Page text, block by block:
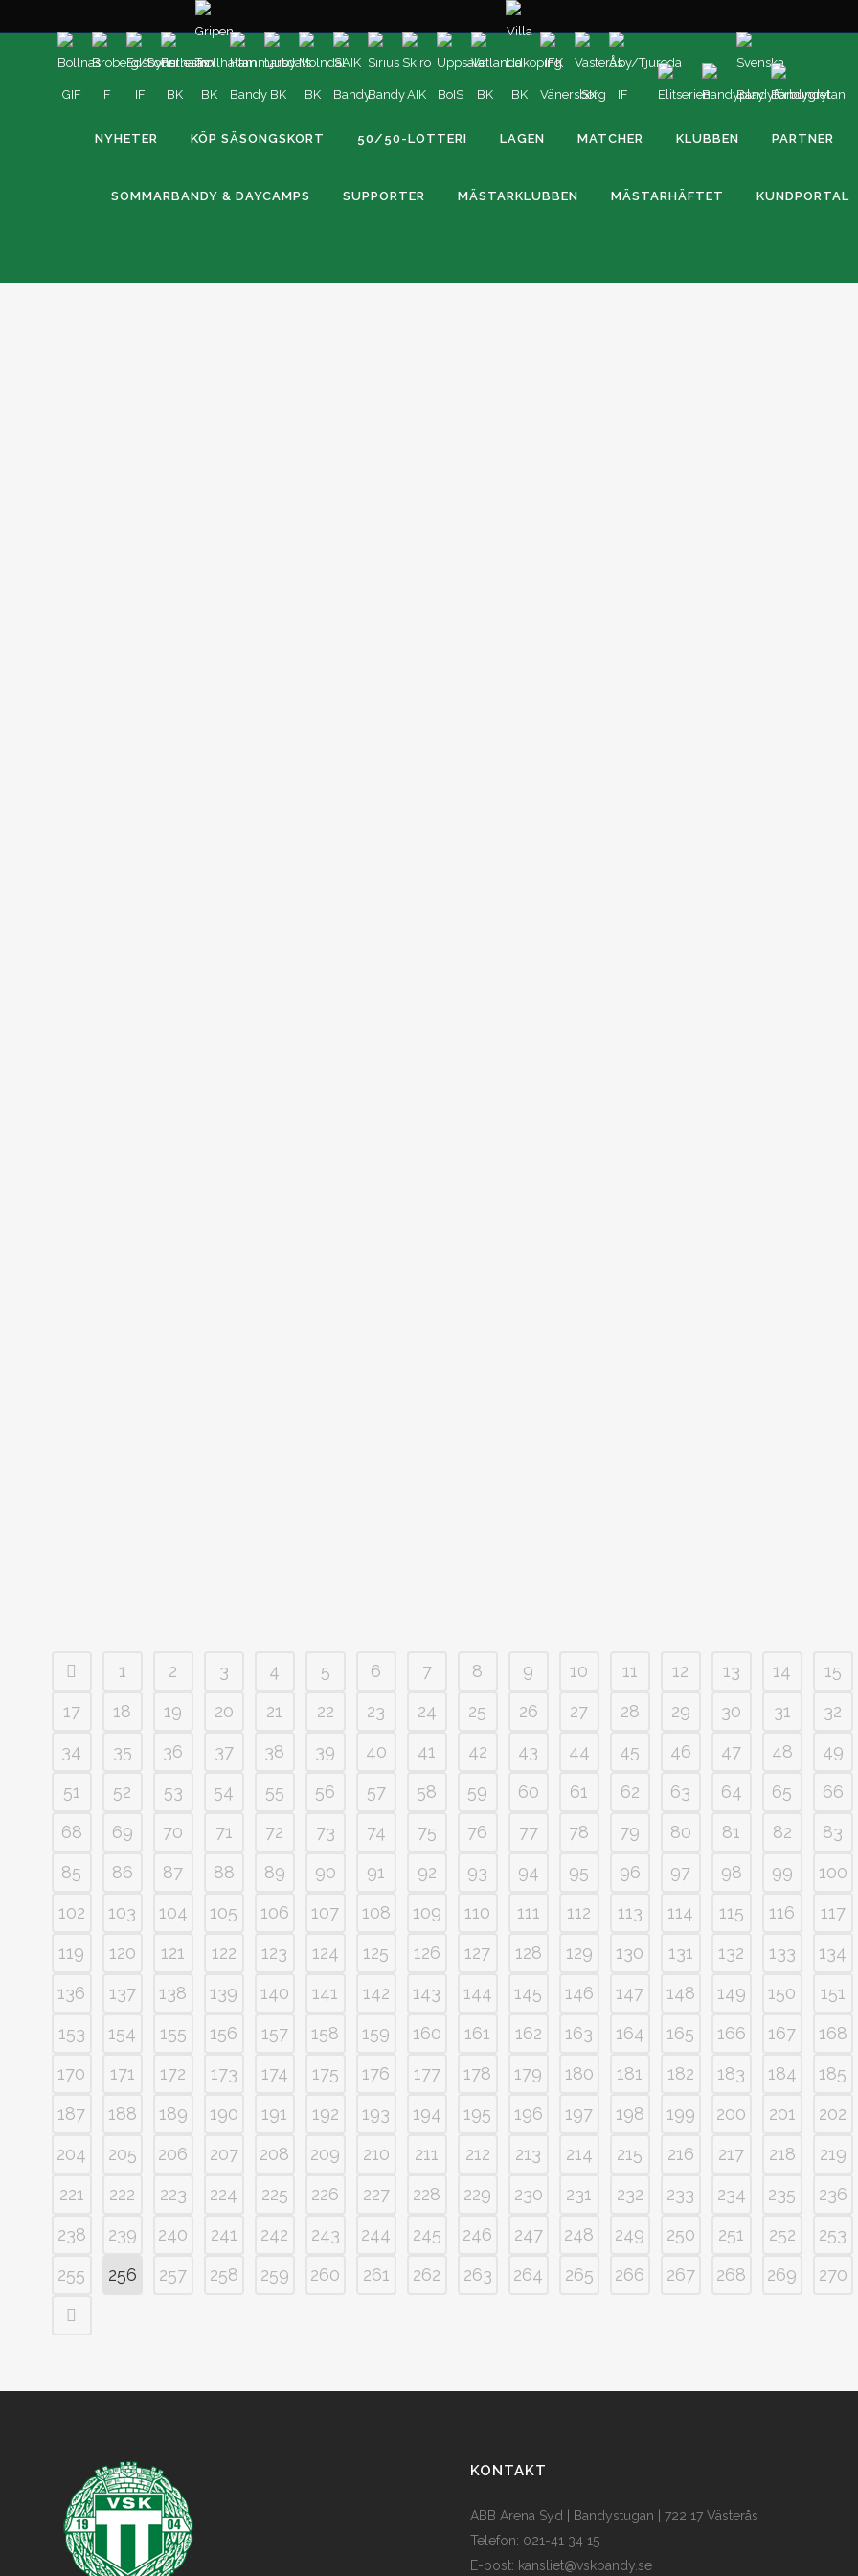
NYHETER KÖP SÄSONGSKORT 50/50-LOTTERI LAGEN MATCHER KLUBBEN PARTNER
SOMMARBANDY & DAYCAMPS SUPPORTER MÄSTARKLUBBEN MÄSTARHÄFTET KUNDPORTAL
1 2 3 4 5 6 7 8 9 10 11 12 13 14 15
17
18 19 20 21 22 23 24 25 26 27 28 29 30 31 32
34
35 36 37 38 39 40 41 42 43 44 45 46 47 48 49
51
52 53 54 55 56 57 58 59 60 61 62 63 64 65 66
68
69 70 71 72 73 74 75 76 77 78 79 80 81 82 83
85
86 87 88 89 90 91 92 93 94 95 96 97 98 99 100
102
103 104 105 106 107 108 109 110 111 112 113 114 115 116 117
119
120 121 122 123 124 125 126 127 128 129 130 131 132 133 134
136
137 138 139 140 141 142 143 144 145 146 147 148 149 150 151
153
154 155 156 157 158 159 160 161 162 163 164 165 166 167 168
170
171 172 173 174 175 176 177 178 179 180 181 182 183 184 185
187
188 189 190 191 192 193 194 195 196 197 198 199 200 201 202
204
205 206 207 208 209 210 211 212 213 214 215 216 217 218 219
221
222 223 224 225 226 227 228 229 230 231 232 233 234 235 236
238
239 240 241 242 243 244 245 246 247 248 249 250 251 252 253
255
256 257 258 259 260 261 262 263 264 265 266 267 268 269 270
KONTAKT
ABB Arena Syd | Bandystugan | 722 17 Västerås
Telefon: 021-41 34 15
E-post: kansliet@vskbandy.se